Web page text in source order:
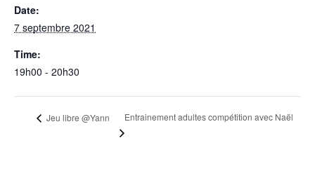
Date:
7 septembre 2021
Time:
19h00 - 20h30
Jeu libre @Yann Entrainement adultes compétition avec Naël